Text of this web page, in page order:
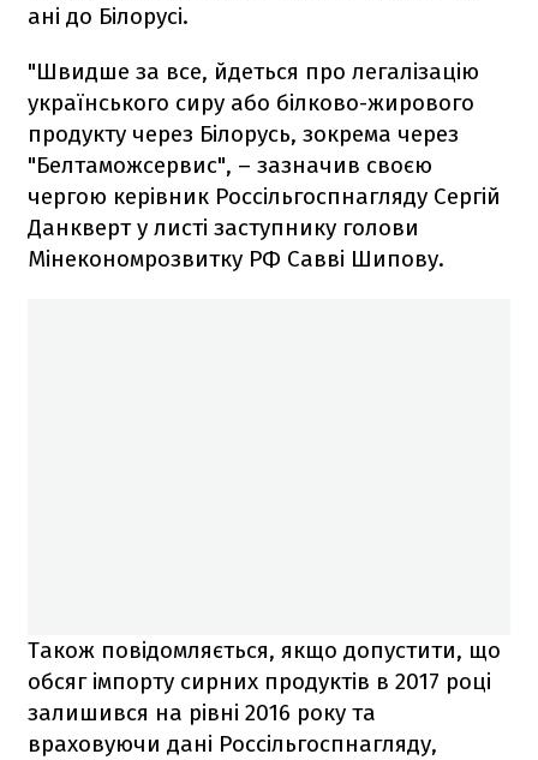
ані до Білорусі.
"Швидше за все, йдеться про легалізацію
українського сиру або білково-жирового
продукту через Білорусь, зокрема через
"Белтаможсервис", – зазначив своєю
чергою керівник Россільгоспнагляду Сергій
Данкверт у листі заступнику голови
Мінекономрозвитку РФ Савві Шипову.
Також повідомляється, якщо допустити, що
обсяг імпорту сирних продуктів в 2017 році
залишився на рівні 2016 року та
враховуючи дані Россільгоспнагляду,